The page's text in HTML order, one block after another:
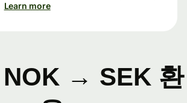
Learn more
NOK → SEK 환